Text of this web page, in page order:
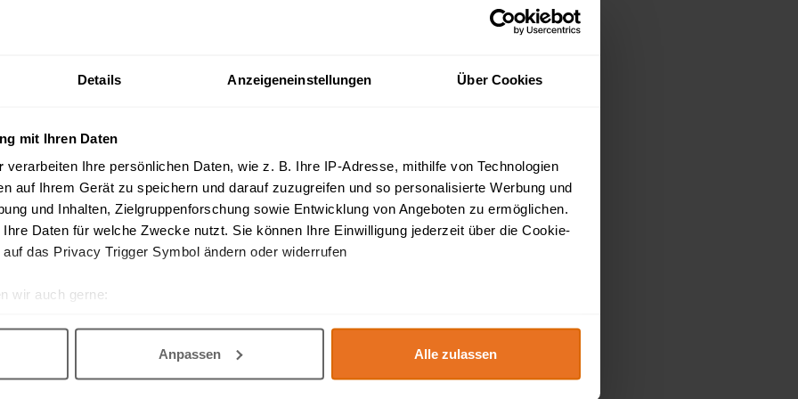
Details Anzeigeneinstellungen Über Cookies
mit Ihren Daten
verarbeiten Ihre persönlichen Daten, wie z. B. Ihre IP-Adresse, mithilfe von Technologien
auf Ihrem Gerät zu speichern und darauf zuzugreifen und so personalisierte Werbung und
und Inhalten, Zielgruppenforschung sowie Entwicklung von Angeboten zu ermöglichen.
Daten für welche Zwecke nutzt. Sie können Ihre Einwilligung jederzeit über die Cookie-
das Privacy Trigger Symbol ändern oder widerrufen
wir auch gerne:
Ihre persönlichen Daten verarbeitet werden, und legen Sie Ihre Präferenzen im
Anpassen Alle zulassen
30mm 2 Schneiden Mittel HSSAI Q122-230 Dormer
NEU ..
Zustellung der Oberwalze Motorischer Antrieb ein,- zweistufig oder